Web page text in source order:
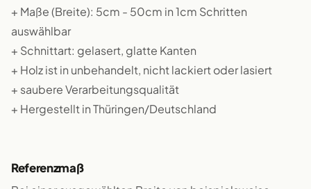
+ Maße (Breite): 5cm - 50cm in 1cm Schritten
auswählbar
+ Schnittart: gelasert, glatte Kanten
+ Holz ist in unbehandelt, nicht lackiert oder lasiert
+ saubere Verarbeitungsqualität
+ Hergestellt in Thüringen/Deutschland
Referenzmaß